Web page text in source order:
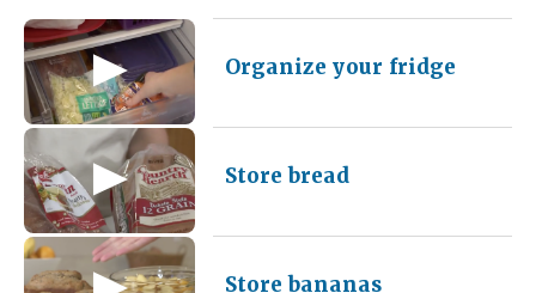
Organize your fridge
Store bread
Store bananas